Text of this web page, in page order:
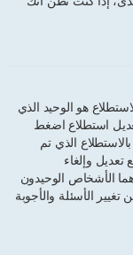
هو الوحيد الذي
استطلاع اضغط
الذي تم
وإلغاء
الأشخاص الوحيدون
الأسئلة والأجوبة